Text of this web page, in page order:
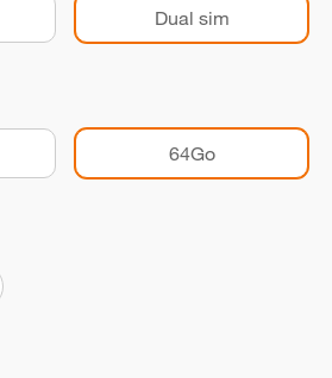
Dual sim
64Go